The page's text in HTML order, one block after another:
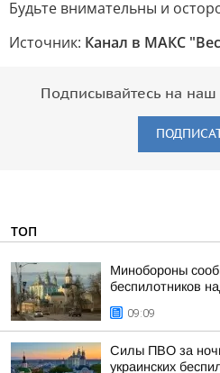
Будьте внимательны и
Источник: Канал в МАКС
Подписывайтесь на наш
ТОП
Минобороны
беспилотников
09:09
Силы ПВО за
украинских